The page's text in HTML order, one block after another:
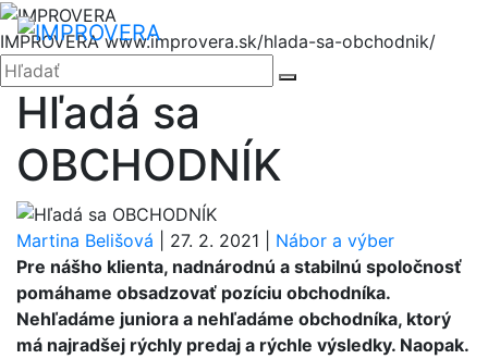
Hore
IMPROVERAwww.improvera.sk/hlada-sa-obchodnik/
Zatvoriť
Hľadať:
Hľadá sa
OBCHODNÍK
Martina Belišová 27. 2. 2021
Nábor a výber
Pre nášho klienta, nadnárodnú a stabilnú spoločnosť
pomáhame obsadzovať pozíciu obchodníka.
Nehľadáme juniora a nehľadáme obchodníka, ktorý
má najradšej rýchly predaj a rýchle výsledky. Naopak.